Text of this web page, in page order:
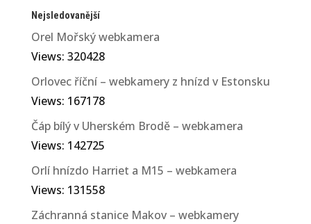
Nejsledovanější
Orel Mořský webkamera
Views: 320428
Orlovec říční – webkamery z hnízd v Estonsku
Views: 167178
Čáp bílý v Uherském Brodě – webkamera
Views: 142725
Orlí hnízdo Harriet a M15 – webkamera
Views: 131558
Záchranná stanice Makov – webkamery